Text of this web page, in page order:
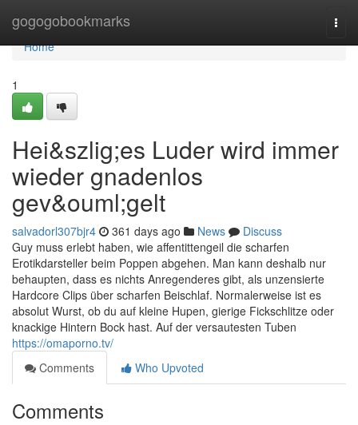
gogogobookmarks
Home
Home
1
Hei&szlig;es Luder wird immer
wieder gnadenlos
gev&ouml;gelt
salvadorl307bjr4 361 days ago News
Discuss
Guy muss erlebt haben, wie affentittengeil die scharfen
Erotikdarsteller beim Poppen abgehen. Man kann deshalb nur
behaupten, dass es nichts Anregenderes gibt, als unzensierte
Hardcore Clips über scharfen Beischlaf. Normalerweise ist es
absolut Wurst, ob du auf kleine Hupen, gierige Fickschlitze oder
knackige Hintern Bock hast. Auf der versautesten Tuben
https://omaporno.tv/
Comments
Who Upvoted
Comments